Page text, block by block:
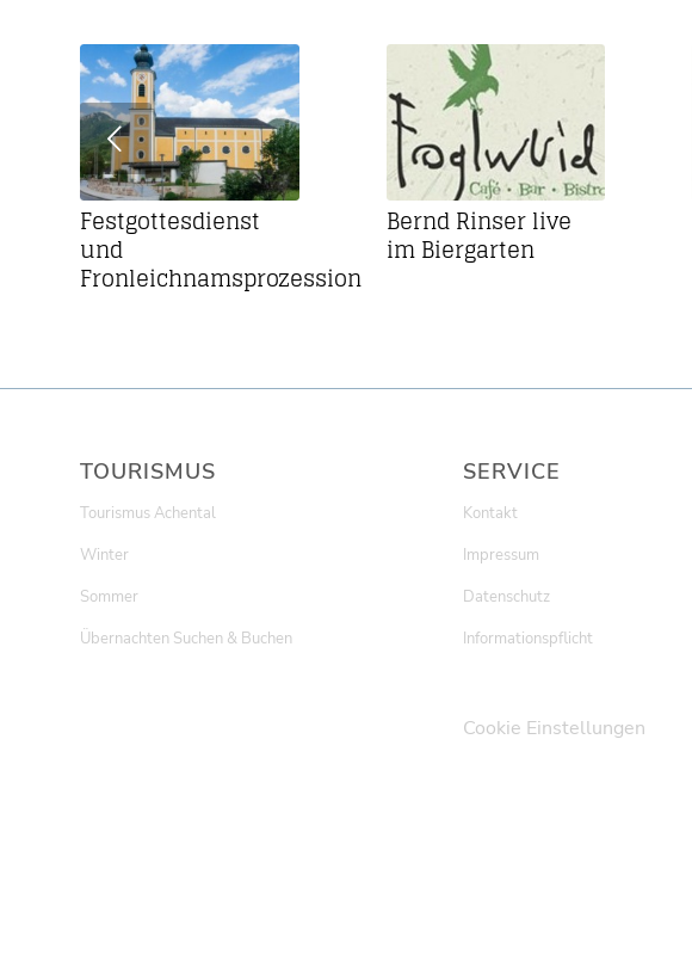
Festgottesdienst
und
Fronleichnamsprozession
Bernd Rinser live
im Biergarten
TOURISMUS
Tourismus Achental
Winter
Sommer
Übernachten Suchen & Buchen
SERVICE
Kontakt
Impressum
Datenschutz
Informationspflicht
Cookie Einstellungen